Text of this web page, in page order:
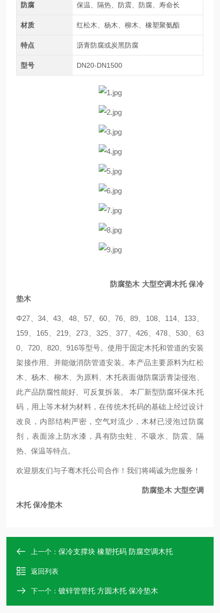
防腐 保温、隔热、防震、防腐、寿命长
材质 红松木、杨木、柳木、橡塑聚氨酯
特点 沥青防腐或炭黑防腐
型号 DN20-DN1500
防腐垫木 大型空调木托 保冷
垫木
Φ27、34、43、48、57、60、76、89、108、114、133、
159、165、219、273、325、377、426、478、530、63
0、720、820、916等型号。使用于固定木托和管道的安装
架接作用、并能做消防管道安装。本产品主要原料为红松
木、杨木、柳木、为原料、木托表面做防腐沥青柒侵泡、
此产品防腐性能好、可反复拆装。 本厂新型防腐环保木托
码，用上等木材为材料，在传统木托码的基础上经过设计
改良，内部结构严密，空气对流少，木材已浸泡过防腐
剂，表面涂上防水漆，具有防虫蛀、不吸水、防震、隔
热、保温等特点。
欢迎朋友们与子骞木托公司合作！我们将竭诚为您服务！
防腐垫木 大型空调
木托 保冷垫木
上一个：保冷支撑块 橡塑托码 防腐空调木托
返回列表
下一个：镀锌管管托 方圆木托 保冷垫木